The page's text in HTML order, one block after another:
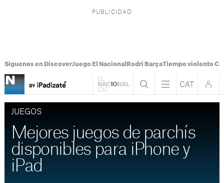
Síguenos en DiscoverJuego El Nacional Rodri BarçaTiempo violento
JUEGOS
Mejores juegos de parchís
disponibles para iPhone y
iPad